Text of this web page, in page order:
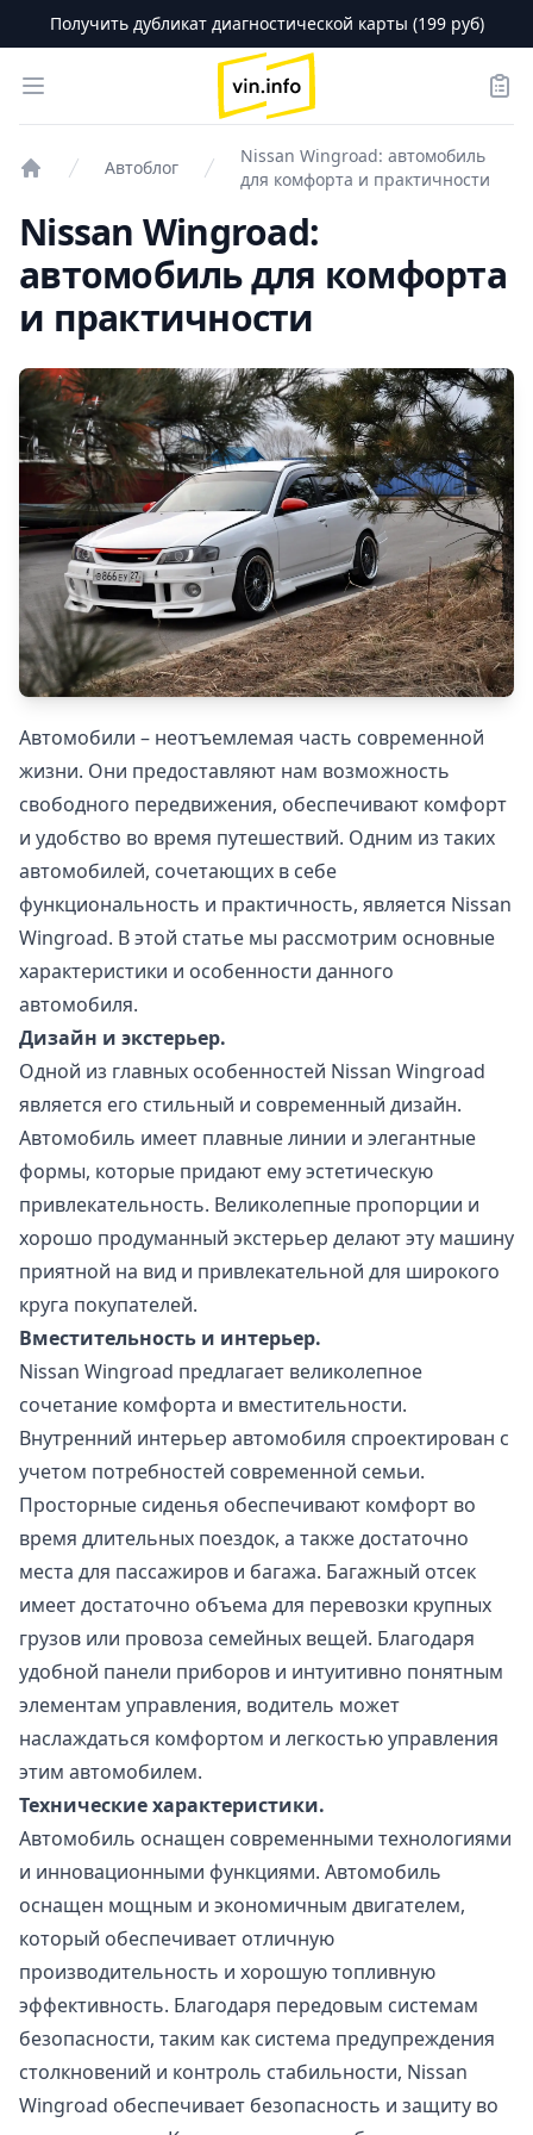
Получить дубликат диагностической карты (199 руб)
Open menu
logo
Автоблог
Nissan Wingroad: автомобиль
для комфорта и практичности
Nissan Wingroad:
автомобиль для комфорта
и практичности
Автомобили – неотъемлемая часть современной
жизни. Они предоставляют нам возможность
свободного передвижения, обеспечивают комфорт
и удобство во время путешествий. Одним из таких
автомобилей, сочетающих в себе
функциональность и практичность, является Nissan
Wingroad. В этой статье мы рассмотрим основные
характеристики и особенности данного
автомобиля.
Дизайн и экстерьер.
Одной из главных особенностей Nissan Wingroad
является его стильный и современный дизайн.
Автомобиль имеет плавные линии и элегантные
формы, которые придают ему эстетическую
привлекательность. Великолепные пропорции и
хорошо продуманный экстерьер делают эту машину
приятной на вид и привлекательной для широкого
круга покупателей.
Вместительность и интерьер.
Nissan Wingroad предлагает великолепное
сочетание комфорта и вместительности.
Внутренний интерьер автомобиля спроектирован с
учетом потребностей современной семьи.
Просторные сиденья обеспечивают комфорт во
время длительных поездок, а также достаточно
места для пассажиров и багажа. Багажный отсек
имеет достаточно объема для перевозки крупных
грузов или провоза семейных вещей. Благодаря
удобной панели приборов и интуитивно понятным
элементам управления, водитель может
наслаждаться комфортом и легкостью управления
этим автомобилем.
Технические характеристики.
Автомобиль оснащен современными технологиями
и инновационными функциями. Автомобиль
оснащен мощным и экономичным двигателем,
который обеспечивает отличную
производительность и хорошую топливную
эффективность. Благодаря передовым системам
безопасности, таким как система предупреждения
столкновений и контроль стабильности, Nissan
Wingroad обеспечивает безопасность и защиту во